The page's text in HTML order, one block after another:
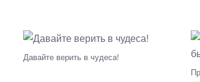
Давайте верить в чудеса!